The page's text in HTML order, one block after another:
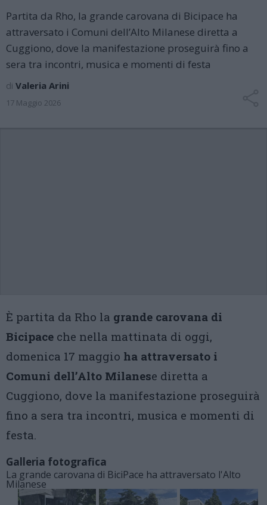
Partita da Rho, la grande carovana di Bicipace ha
attraversato i Comuni dell’Alto Milanese diretta a
Cuggiono, dove la manifestazione proseguirà fino a
sera tra incontri, musica e momenti di festa
di Valeria Arini
17 Maggio 2026
È partita da Rho la grande carovana di
Bicipace che nella mattinata di oggi,
domenica 17 maggio ha attraversato i
Comuni dell’Alto Milanese diretta a
Cuggiono, dove la manifestazione proseguirà
fino a sera tra incontri, musica e momenti di
festa.
Galleria fotografica
La grande carovana di BiciPace ha attraversato l'Alto
Milanese